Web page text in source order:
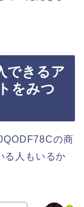
できるア
をみつ
の商
る人もいるか